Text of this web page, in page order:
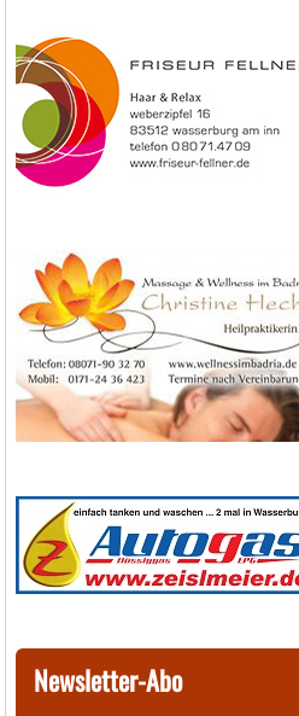
Newsletter-Abo